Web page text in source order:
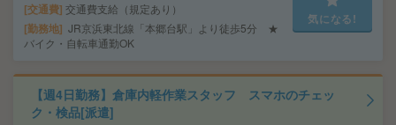
交通費 交通費支給（規定あり）
勤務地 JR京浜東北線「本郷台駅」より徒歩5分 ★
バイク・自転車通勤OK
気になる!
【週4日勤務】倉庫内軽作業スタッフ スマホのチェッ
ク・検品[派遣]